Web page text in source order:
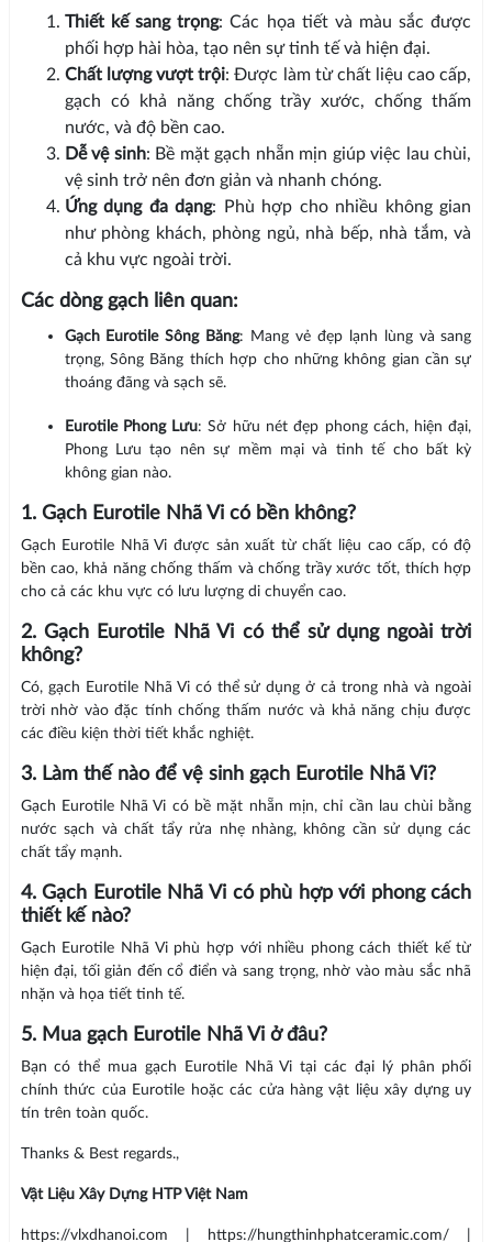
Thiết kế sang trọng: Các họa tiết và màu sắc được
phối hợp hài hòa, tạo nên sự tinh tế và hiện đại.
Chất lượng vượt trội: Được làm từ chất liệu cao cấp,
gạch có khả năng chống trầy xước, chống thấm
nước, và độ bền cao.
Dễ vệ sinh: Bề mặt gạch nhẵn mịn giúp việc lau chùi,
vệ sinh trở nên đơn giản và nhanh chóng.
Ứng dụng đa dạng: Phù hợp cho nhiều không gian
như phòng khách, phòng ngủ, nhà bếp, nhà tắm, và
cả khu vực ngoài trời.
Các dòng gạch liên quan:
Gạch Eurotile Sông Băng: Mang vẻ đẹp lạnh lùng và sang
trọng, Sông Băng thích hợp cho những không gian cần sự
thoáng đãng và sạch sẽ.
Eurotile Phong Lưu: Sở hữu nét đẹp phong cách, hiện đại,
Phong Lưu tạo nên sự mềm mại và tinh tế cho bất kỳ
không gian nào.
1. Gạch Eurotile Nhã Vi có bền không?
Gạch Eurotile Nhã Vi được sản xuất từ chất liệu cao cấp, có độ
bền cao, khả năng chống thấm và chống trầy xước tốt, thích hợp
cho cả các khu vực có lưu lượng di chuyển cao.
2. Gạch Eurotile Nhã Vi có thể sử dụng ngoài trời
không?
Có, gạch Eurotile Nhã Vi có thể sử dụng ở cả trong nhà và ngoài
trời nhờ vào đặc tính chống thấm nước và khả năng chịu được
các điều kiện thời tiết khắc nghiệt.
3. Làm thế nào để vệ sinh gạch Eurotile Nhã Vi?
Gạch Eurotile Nhã Vi có bề mặt nhẵn mịn, chỉ cần lau chùi bằng
nước sạch và chất tẩy rửa nhẹ nhàng, không cần sử dụng các
chất tẩy mạnh.
4. Gạch Eurotile Nhã Vi có phù hợp với phong cách
thiết kế nào?
Gạch Eurotile Nhã Vi phù hợp với nhiều phong cách thiết kế từ
hiện đại, tối giản đến cổ điển và sang trọng, nhờ vào màu sắc nhã
nhặn và họa tiết tinh tế.
5. Mua gạch Eurotile Nhã Vi ở đâu?
Bạn có thể mua gạch Eurotile Nhã Vi tại các đại lý phân phối
chính thức của Eurotile hoặc các cửa hàng vật liệu xây dựng uy
tín trên toàn quốc.
Thanks & Best regards.,
Vật Liệu Xây Dựng HTP Việt Nam
https://vlxdhanoi.com | https://hungthinhphatceramic.com/ |